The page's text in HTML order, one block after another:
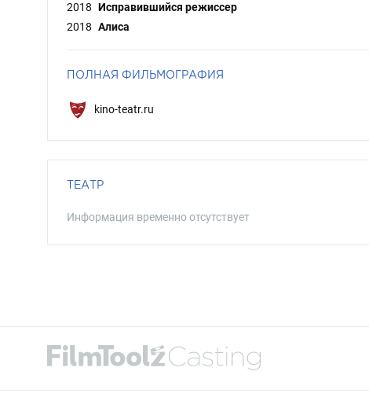
2018 Исправившийся режиссер
2018 Алиса
ПОЛНАЯ ФИЛЬМОГРАФИЯ
kino-teatr.ru
ТЕАТР
Информация временно отсутствует